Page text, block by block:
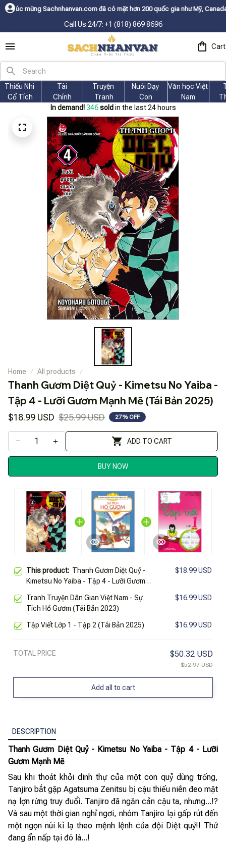
đã có mặt hơn 200 quốc gia như Mỹ, Canada, Úc, Nhật,
Call Us 24/7: +1 (818) 869 8696
Cart
Thiếu Nhi
Cổ Tích
Tài
Chính
Truyện
Tranh
Nuôi Dạy
Con
Văn học Việt
Nam
In demand! 346 sold in the last 24 hours
Home All products
Thanh Gươm Diệt Quỷ - Kimetsu No Yaiba -
Tập 4 - Lưỡi Gươm Mạnh Mẽ (Tái Bản 2025)
$18.99 USD $25.99 USD 27% OFF
ADD TO CART
BUY NOW
This product: Thanh Gươm Diệt Quỷ -
Kimetsu No Yaiba - Tập 4 - Lưỡi Gươm
$18.99 USD
Tranh Truyện Dân Gian Việt Nam - Sự
Tích Hồ Gươm (Tái Bản 2023)
$16.99 USD
Tập Viết Lớp 1 - Tập 2 (Tái Bản 2025) $16.99 USD
TOTAL PRICE $50.32 USD
$52.97 USD
Add all to cart
DESCRIPTION
Thanh Gươm Diệt Quỷ - Kimetsu No Yaiba - Tập 4 - Lưỡi
Gươm Mạnh Mẽ
Sau khi thoát khỏi dinh thự của một con quỷ dùng trống,
Tanjiro bắt gặp Agatsuma Zenitsu bị cậu thiếu niên đeo mặt
nạ lợn rừng truy đuổi. Tanjiro đã ngăn cản cậu ta, nhưng...!?
Và sau một thời gian nghỉ ngơi, nhóm Tanjiro lại gấp rút đến
một ngọn núi kì lạ theo mệnh lệnh của đội Diệt quỷ!! Thứ
đang ẩn nấp tại đó là...!